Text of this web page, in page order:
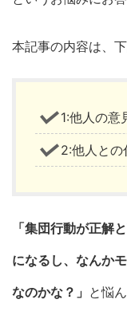
本記事の内容は、下
1:他人の意
2:他人と
「集団行動が正解
になるし、なんか
なのかな？」 と悩